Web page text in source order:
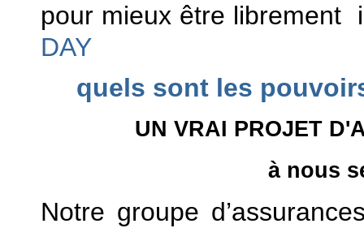
pour mieux être
DAY
quels sont les
UN VRAI PROJET
à nous
Notre groupe